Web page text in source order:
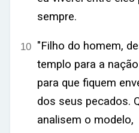
sempre.
10 "Filho do homem,
templo para a
para que fiquem
dos seus pecados.
analisem o modelo,